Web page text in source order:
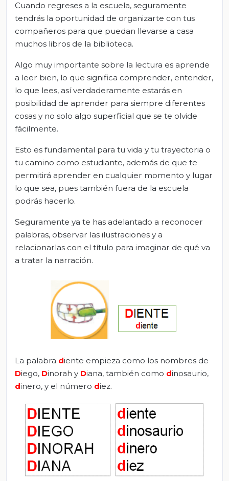
Cuando regreses a la escuela, seguramente
tendrás la oportunidad de organizarte con tus
compañeros para que puedan llevarse a casa
muchos libros de la biblioteca.
Algo muy importante sobre la lectura es aprende
a leer bien, lo que significa comprender, entender,
lo que lees, así verdaderamente estarás en
posibilidad de aprender para siempre diferentes
cosas y no solo algo superficial que se te olvide
fácilmente.
Esto es fundamental para tu vida y tu trayectoria o
tu camino como estudiante, además de que te
permitirá aprender en cualquier momento y lugar
lo que sea, pues también fuera de la escuela
podrás hacerlo.
Seguramente ya te has adelantado a reconocer
palabras, observar las ilustraciones y a
relacionarlas con el título para imaginar de qué va
a tratar la narración.
La palabra diente empieza como los nombres de
Diego, Dinorah y Diana, también como dinosaurio,
dinero, y el número diez.